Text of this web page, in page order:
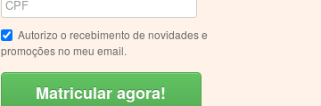
Autorizo o recebimento de novidades e
promoções no meu email.
Matricular agora!